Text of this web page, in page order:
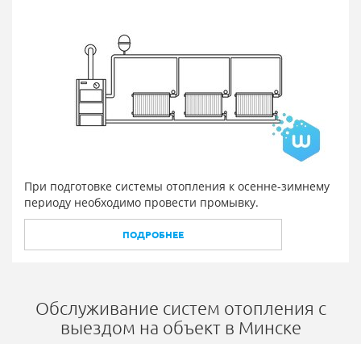
При подготовке системы отопления к осенне-зимнему
периоду необходимо провести промывку.
ПОДРОБНЕЕ
Обслуживание систем отопления с
выездом на объект в Минске